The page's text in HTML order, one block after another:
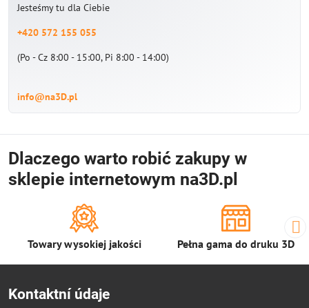
Jesteśmy tu dla Ciebie
+420 572 155 055
(Po - Cz 8:00 - 15:00, Pi 8:00 - 14:00)
info@na3D.pl
Dlaczego warto robić zakupy w
sklepie internetowym na3D.pl
Towary wysokiej jakości Pełna gama do druku 3D
Kontaktní údaje